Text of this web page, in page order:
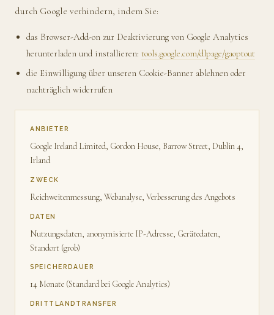
durch Google verhindern, indem Sie:
das Browser-Add-on zur Deaktivierung von Google Analytics
herunterladen und installieren:tools.google.com/dlpage/gaoptout
die Einwilligung über unseren Cookie-Banner ablehnen oder
nachträglich widerrufen
ANBIETER
Google Ireland Limited, Gordon House, Barrow Street, Dublin 4,
Irland
ZWECK
Reichweitenmessung, Webanalyse, Verbesserung des Angebots
DATEN
Nutzungsdaten, anonymisierte IP-Adresse, Gerätedaten,
Standort (grob)
SPEICHERDAUER
14 Monate (Standard bei Google Analytics)
DRITTLANDTRANSFER